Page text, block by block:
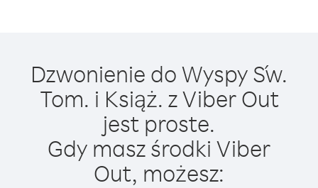
Dzwonienie do Wyspy Św.
Tom. i Książ. z Viber Out
jest proste.
Gdy masz środki Viber
Out, możesz: